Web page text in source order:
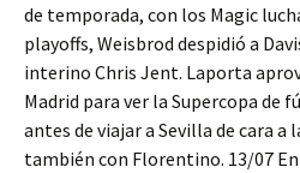
de temporada, con los Magic
playoffs, Weisbrod despidió a
interino Chris Jent. Laporta
Madrid para ver la Supercopa de
antes de viajar a Sevilla de cara a
también con Florentino. 13/07